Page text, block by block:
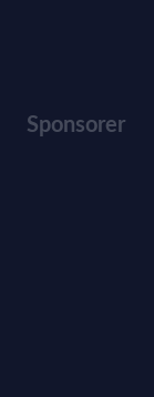
Sponsorer